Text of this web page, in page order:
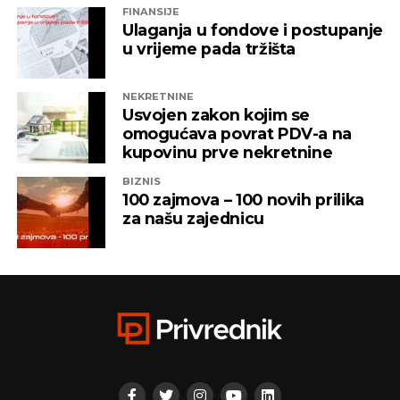
ITSS”, “Sirius 2010”, “Kaldera”, “K-2 Audio” u čijem je
vlasništvu Alternativna televizija, “Una World” u
čijem je vlasništvu bila “Una TV”.
Iz “Infinity-ja” su tada saopštili da će bez posla ostati
oko 800 ljudi, a spas su potražili u registrovanju
novih kompanija i promjenama vlasničke strukture,
pretvarajućći dotatašnje rukovodioce u vlasnike.
„Invictus“ su prije mjesec dana osnovali menadžeri
„Prointera“ i „Siriusa”.
REKLAMA
FINANSIJE
Ulaganja u fondove i postupanje
u vrijeme pada tržišta
NEKRETNINE
Usvojen zakon kojim se
omogućava povrat PDV-a na
kupovinu prve nekretnine
BIZNIS
100 zajmova – 100 novih prilika
za našu zajednicu